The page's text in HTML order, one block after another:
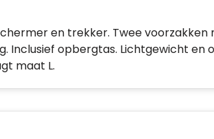
en trekker. Twee voorzakken
opbergtas. Lichtgewicht en
maat L.